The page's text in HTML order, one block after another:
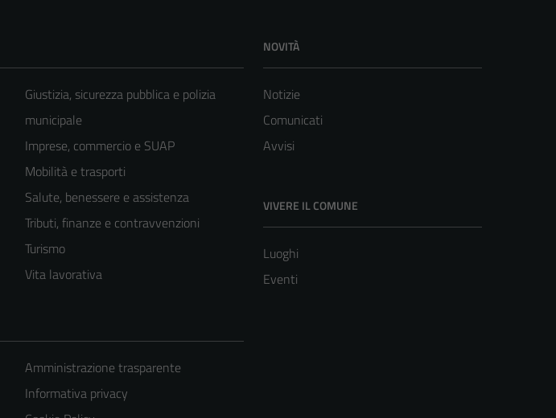
Giustizia, sicurezza pubblica e polizia
municipale
Imprese, commercio e SUAP
Mobilità e trasporti
Salute, benessere e assistenza
Tributi, finanze e contravvenzioni
Turismo
Vita lavorativa
NOVITÀ
Notizie
Comunicati
Avvisi
VIVERE IL COMUNE
Luoghi
Eventi
Amministrazione trasparente
Informativa privacy